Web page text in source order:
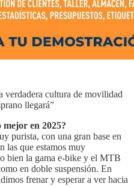
verdadera cultura de movilidad
llegará”
mejor en 2025?
purista, con una gran base en
las que estamos muy
bien la gama e-bike y el MTB
en doble suspensión. En
frenar y esperar a ver hacia